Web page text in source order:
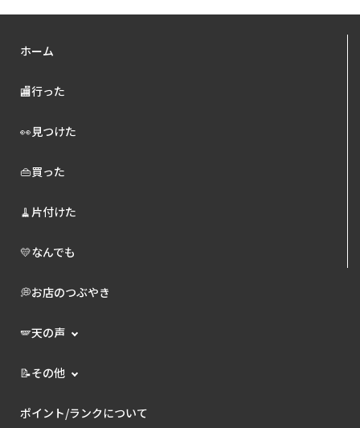
ホーム
🏬行った
👀見つけた
👜買った
🧹片付けた
💛なんでも
💭お店のつぶやき
🪽天の声
📝その他
ポイント/ランクについて